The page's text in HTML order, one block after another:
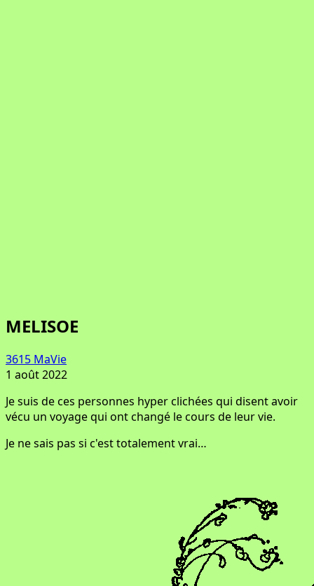
MELISOE
3615 MaVie
1 août 2022
Je suis de ces personnes hyper clichées qui disent avoir
vécu un voyage qui ont changé le cours de leur vie.
Je ne sais pas si c'est totalement vrai…